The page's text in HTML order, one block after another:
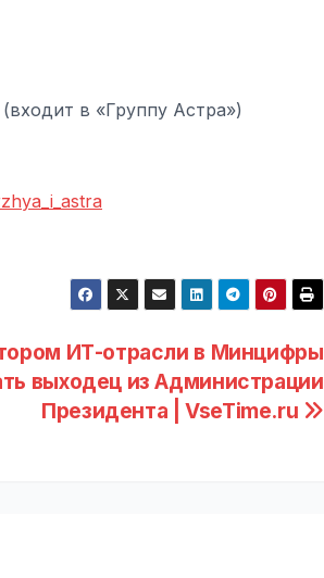
в «Группу Астра»)
ИТ-отрасли в Минцифры
выходец из Администрации
Президента | VseTime.ru